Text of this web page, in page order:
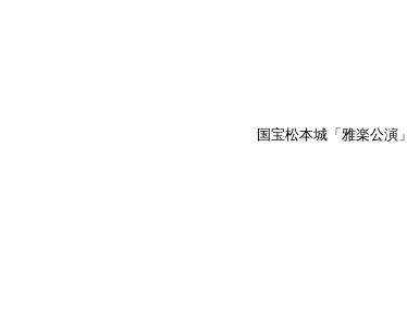
国宝松本城「雅楽公演